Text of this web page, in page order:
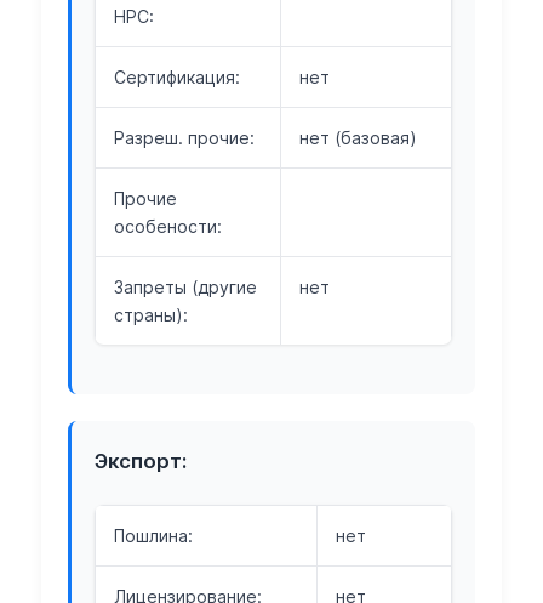
НРС:
Сертификация: нет
Разреш. прочие: нет (базовая)
Прочие
особености:
Запреты (другие
страны):
нет
Экспорт:
Пошлина: нет
Лицензирование: нет